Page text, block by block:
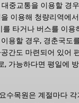
중교통을 이용할 경
이용해 청량리역에
를 타거나 버스를 이용
용할 경우, 경춘국도
간도 마련되어 있어
, 가능하다면 평일에
수목원은 계절마다